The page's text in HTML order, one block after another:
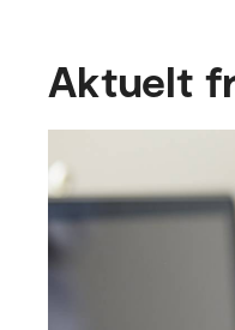
Aktuelt